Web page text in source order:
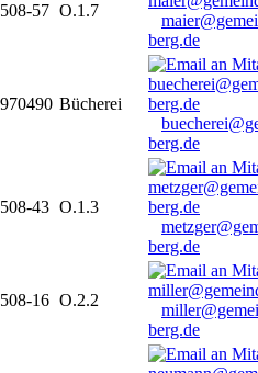
57 O.1.7
berg.de
Bücherei
berg.de
43 O.1.3
berg.de
16 O.2.2
berg.de